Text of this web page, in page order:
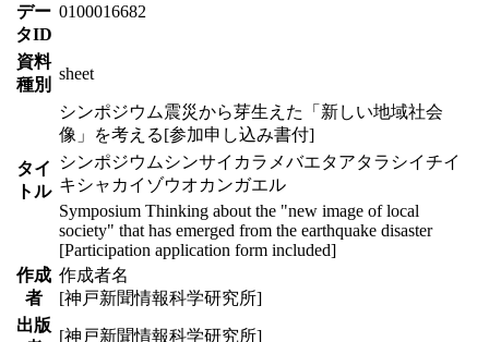
デー
タID
0100016682
資料
種別
sheet
タイ
トル
シンポジウム震災から芽生えた「新しい地域社会
像」を考える[参加申し込み書付]
シンポジウムシンサイカラメバエタアタラシイチイ
キシャカイゾウオカンガエル
Symposium Thinking about the "new image of local
society" that has emerged from the earthquake disaster
[Participation application form included]
作成
者
作成者名
[神戸新聞情報科学研究所]
出版
[神戸新聞情報科学研究所]